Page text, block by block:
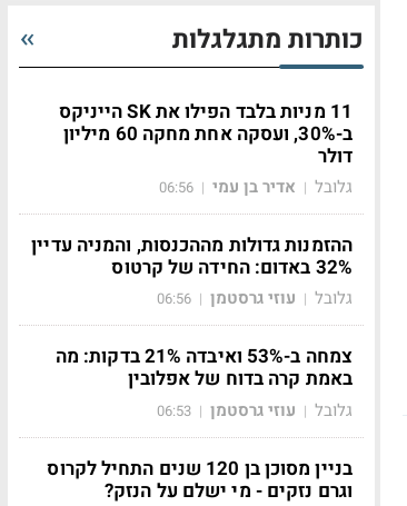
כותרות מתגלגלות
11 מניות בלבד הפילו את SK הייניקס
ב-30%, ועסקה אחת מחקה 60 מיליון
דולר
גלובל | אדיר בן עמי |
06:56
ההזמנות גדולות מההכנסות, והמניה עדיין
32% באדום: החידה של קרטוס
גלובל | עוזי גרסטמן |
06:56
צמחה ב-53% ואיבדה 21% בדקות: מה
באמת קרה בדוח של אפלובין
גלובל | עוזי גרסטמן |
06:53
בניין מסוכן בן 120 שנים התחיל לקרוס
וגרם נזקים - מי ישלם על הנזק?